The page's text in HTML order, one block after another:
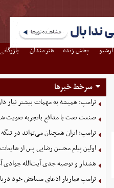
آرشیو پخش زنده هنرمندان
سرخط خبرها
ترامپ: همیشه به مهمات بیشتر نیاز
صنعت نفت با مدافع باتجربه تقویت
ترامپ: ایران همچنان می‌تواند در
اولین پیام محسن رضایی پس از
هشدار و توصیه جدی آیت‌الله جوادی
ترامپ قمارباز ادعای متناقض خود